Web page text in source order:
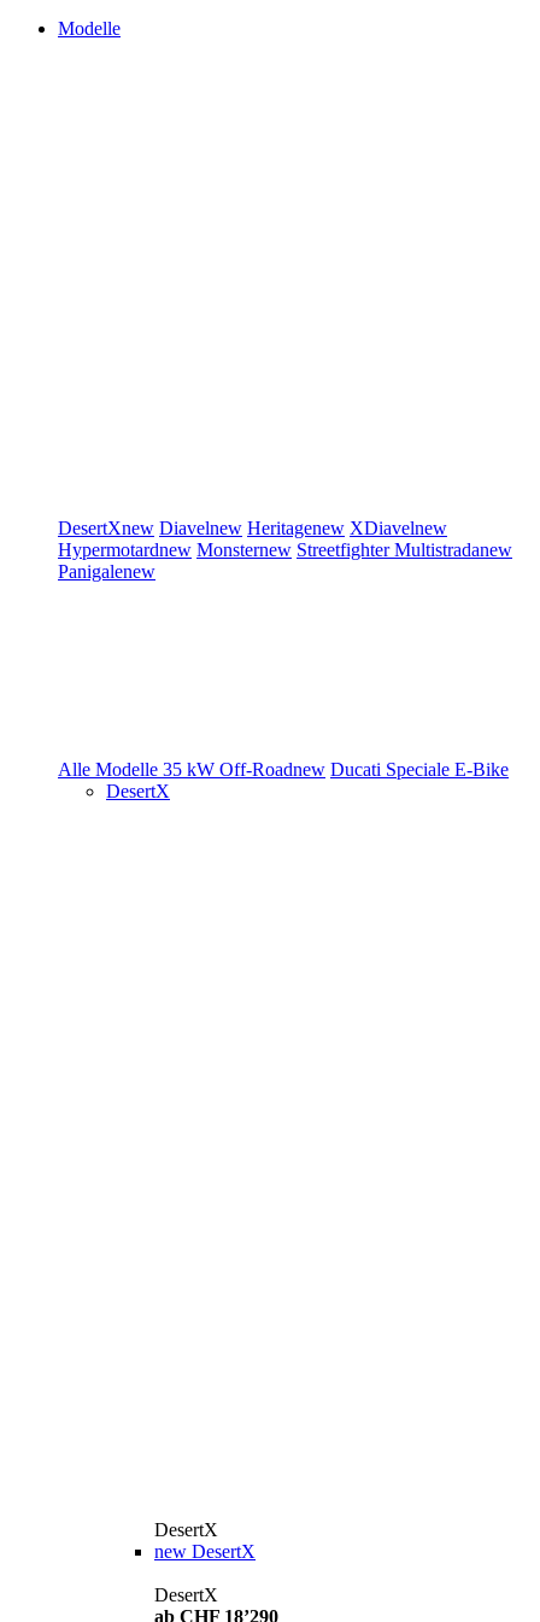
Modelle
DesertXnew Diavelnew Heritagenew XDiavelnew
Hypermotardnew Monsternew StreetfighterMultistradanew
Panigalenew
Alle Modelle 35 kW Off-Roadnew Ducati Speciale E-Bike
DesertX
DesertX
new DesertX
DesertX
ab CHF 18’290